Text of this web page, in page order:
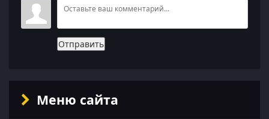
Отправить
Меню сайта